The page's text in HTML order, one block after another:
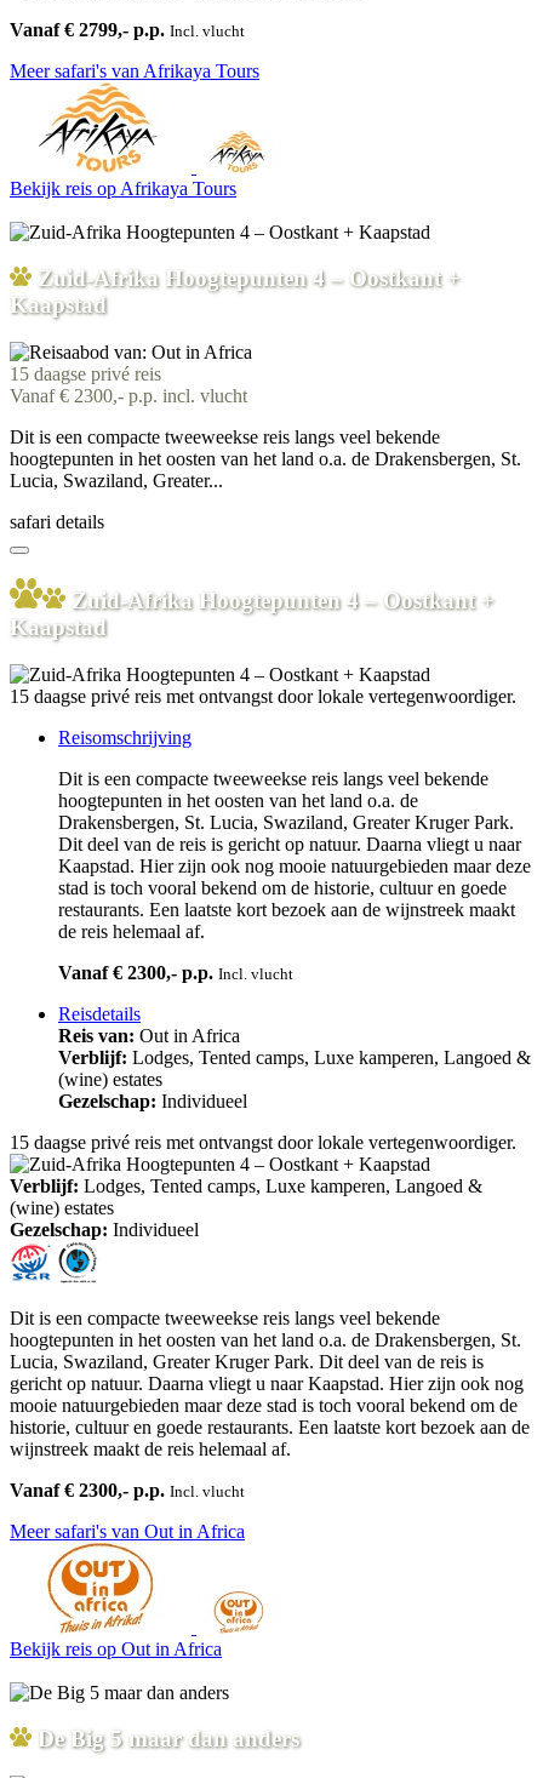
Vanaf € 2799,- p.p. Incl. vlucht
Meer safari's van Afrikaya Tours
Bekijk reis op Afrikaya Tours
Zuid-Afrika Hoogtepunten 4 – Oostkant +
Kaapstad
15 daagse privé reis
Vanaf € 2300,- p.p. incl. vlucht
Dit is een compacte tweeweekse reis langs veel bekende
hoogtepunten in het oosten van het land o.a. de Drakensbergen, St.
Lucia, Swaziland, Greater...
safari details
Zuid-Afrika Hoogtepunten 4 – Oostkant +
Kaapstad
15 daagse privé reis met ontvangst door lokale vertegenwoordiger.
Reisomschrijving
Dit is een compacte tweeweekse reis langs veel bekende
hoogtepunten in het oosten van het land o.a. de
Drakensbergen, St. Lucia, Swaziland, Greater Kruger Park.
Dit deel van de reis is gericht op natuur. Daarna vliegt u naar
Kaapstad. Hier zijn ook nog mooie natuurgebieden maar deze
stad is toch vooral bekend om de historie, cultuur en goede
restaurants. Een laatste kort bezoek aan de wijnstreek maakt
de reis helemaal af.
Vanaf € 2300,- p.p. Incl. vlucht
Reisdetails
Reis van: Out in Africa
Verblijf: Lodges, Tented camps, Luxe kamperen, Langoed &
(wine) estates
Gezelschap: Individueel
15 daagse privé reis met ontvangst door lokale vertegenwoordiger.
Verblijf: Lodges, Tented camps, Luxe kamperen, Langoed &
(wine) estates
Gezelschap: Individueel
Dit is een compacte tweeweekse reis langs veel bekende
hoogtepunten in het oosten van het land o.a. de Drakensbergen, St.
Lucia, Swaziland, Greater Kruger Park. Dit deel van de reis is
gericht op natuur. Daarna vliegt u naar Kaapstad. Hier zijn ook nog
mooie natuurgebieden maar deze stad is toch vooral bekend om de
historie, cultuur en goede restaurants. Een laatste kort bezoek aan de
wijnstreek maakt de reis helemaal af.
Vanaf € 2300,- p.p. Incl. vlucht
Meer safari's van Out in Africa
Bekijk reis op Out in Africa
De Big 5 maar dan anders